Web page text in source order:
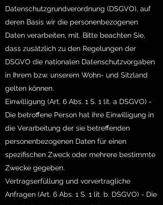
Datenschutzgrundverordnung (DSGVO), auf
deren Basis wir die personenbezogenen
Daten verarbeiten, mit. Bitte beachten Sie,
dass zusätzlich zu den Regelungen der
DSGVO die nationalen Datenschutzvorgaben
in Ihrem bzw. unserem Wohn- und Sitzland
gelten können.
Einwilligung (Art. 6 Abs. 1 S. 1 lit. a DSGVO) -
Die betroffene Person hat ihre Einwilligung in
die Verarbeitung der sie betreffenden
personenbezogenen Daten für einen
spezifischen Zweck oder mehrere bestimmte
Zwecke gegeben.
Vertragserfüllung und vorvertragliche
Anfragen (Art. 6 Abs. 1 S. 1 lit. b. DSGVO) - Die